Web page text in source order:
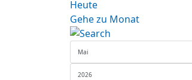
Heute
Gehe zu Monat